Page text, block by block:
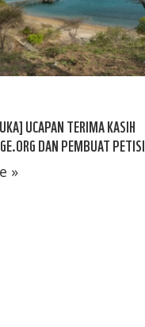
UCAPAN TERIMA KASIH
DAN PEMBUAT PETISI
»